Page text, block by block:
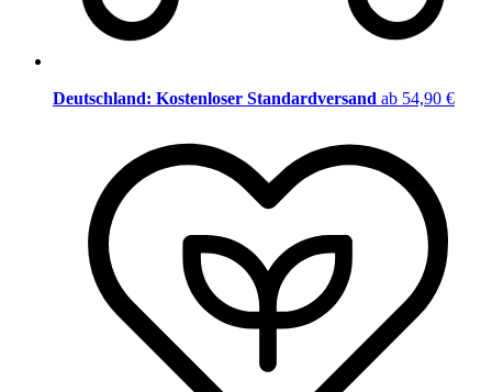
Deutschland: Kostenloser Standardversand ab 54,90 €